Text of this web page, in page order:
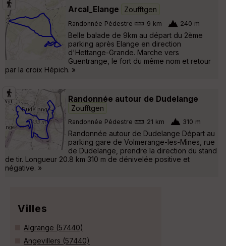
Arcal_Elange Zoufftgen
Randonnée Pédestre 9 km 240 m
Belle balade de 9km au départ du 2ème
parking après Elange en direction
d'Hettange-Grande. Marche vers
Guentrange, le fort du même nom et retour
par la croix Hépich. »
Randonnée autour de Dudelange
Zoufftgen
Randonnée Pédestre 21 km 310 m
Randonnée autour de Dudelange Départ au
parking gare de Volmerange-les-Mines, rue
de Dudelange, prendre la direction du stand
de tir. Longueur 20.8 km 310 m de dénivelée positive et
négative. »
Villes
Algrange (57440)
Angevillers (57440)